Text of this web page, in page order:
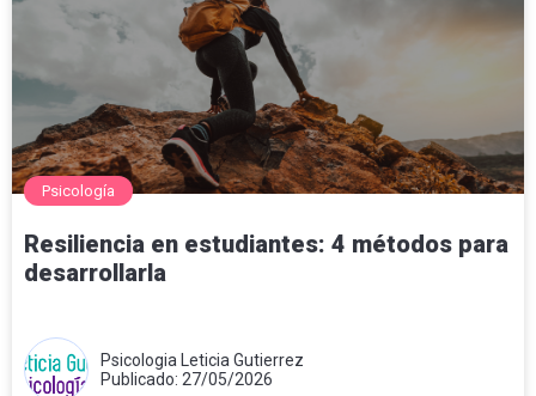
Psicología
Resiliencia en estudiantes: 4 métodos para
desarrollarla
Psicologia Leticia Gutierrez
Publicado: 27/05/2026